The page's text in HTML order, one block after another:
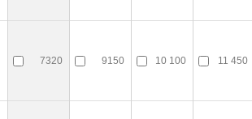
7320 9150 10 100 11 450